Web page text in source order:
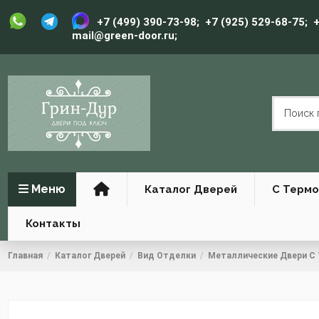
+7 (499) 390-73-98; +7 (925) 529-68-75;
mail@green-door.ru;
Меню Каталог Дверей С
Контакты
Главная Каталог Дверей Вид Отделки Металлические Двери